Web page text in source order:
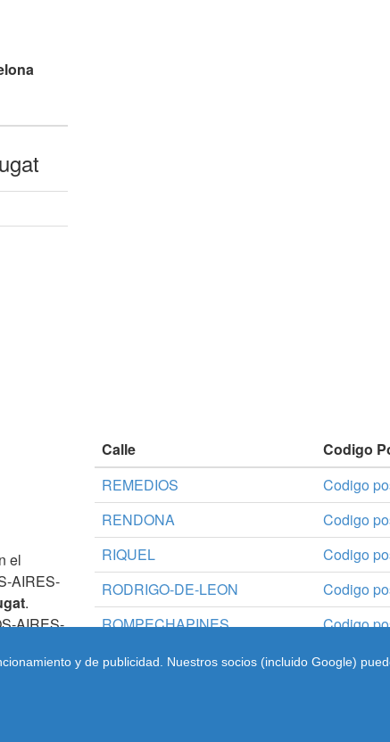
el
AIRES-
.
AIRES-
Calle
Codigo
REMEDIOS
Codigo
RENDONA
Codigo
RIQUEL
Codigo
RODRIGO-DE-LEON
Codigo
ROMPECHAPINES
Codigo
y de publicidad. Nuestros socios (incluido Google)